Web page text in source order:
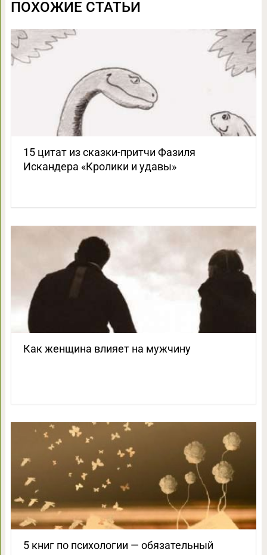
ПОХОЖИЕ СТАТЬИ
15 цитат из сказки-притчи Фазиля
Искандера «Кролики и удавы»
Как женщина влияет на мужчину
5 книг по психологии — обязательный